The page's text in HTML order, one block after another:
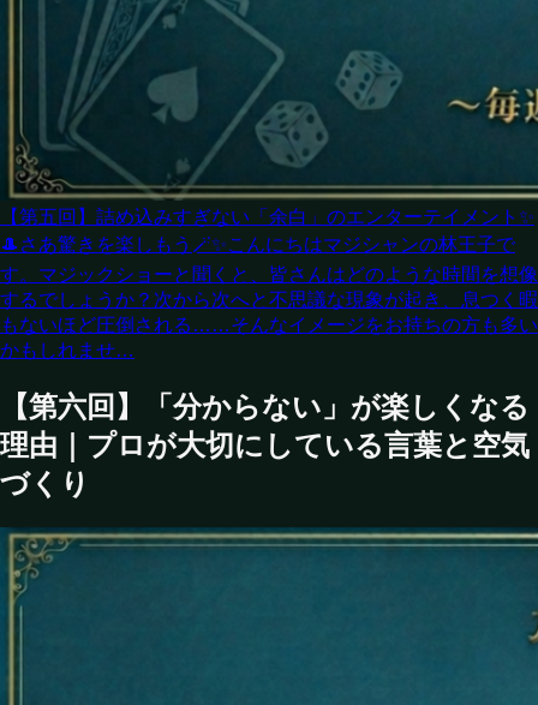
【第五回】詰め込みすぎない「余白」のエンターテイメント ✨
🎩さあ驚きを楽しもう🪄✨こんにちはマジシャンの林王子で
す。マジックショーと聞くと、皆さんはどのような時間を想像
するでしょうか？次から次へと不思議な現象が起き、息つく暇
もないほど圧倒される……そんなイメージをお持ちの方も多い
かもしれませ…
【第六回】「分からない」が楽しくなる
理由｜プロが大切にしている言葉と空気
づくり